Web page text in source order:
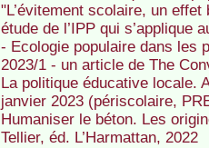
"L’évitement scolaire, un
étude de l’IPP qui s’applique
- Ecologie populaire dans les
2023/1 - un article de The
La politique éducative locale.
janvier 2023 (périscolaire,
Humaniser le béton. Les
Tellier, éd. L’Harmattan, 2022